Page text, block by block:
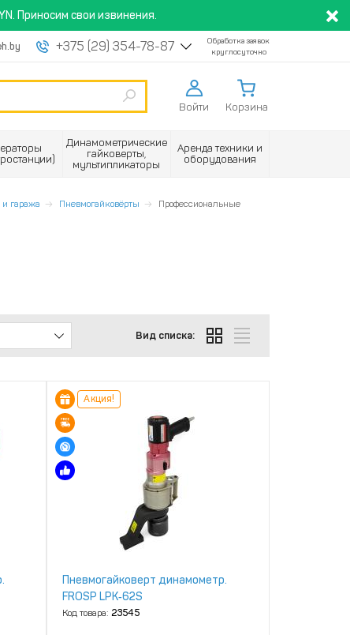
Приносим свои извинения.
+375 (29) 354-78-87
Обработка заявок
круглосуточно
Войти Корзина
Динамометрические
гайковерты,
мультипликаторы
Аренда техники и
оборудования
и гаража Пневмогайковёрты Профессиональные
Вид списка:
Акция!
Пневмогайковерт динамометр.
FROSP LPK‑62S
Код товара:23545